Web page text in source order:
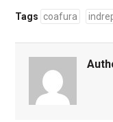
Tags coafura